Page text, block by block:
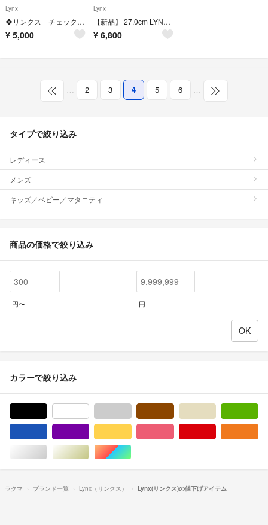
Lynx
❖リンクス チェックパンツ❖股下70 未着用 制電抗菌防臭機能付き
¥ 5,000
Lynx
【新品】 27.0cm LYNX(リンクス) ゴルフシューズ LXSH-7568
¥ 6,800
… 2 3 4 5 6 …
タイプで絞り込み
レディース
メンズ
キッズ／ベビー／マタニティ
商品の価格で絞り込み
円〜 円
カラーで絞り込み
シルバー/銀色系ゴールド/金色系マルチカラー
ラクマ ブランド一覧 Lynx（リンクス） Lynx(リンクス)の値下げアイテム